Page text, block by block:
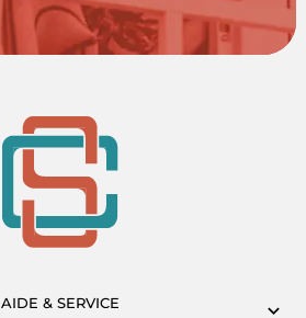
AIDE & SERVICE